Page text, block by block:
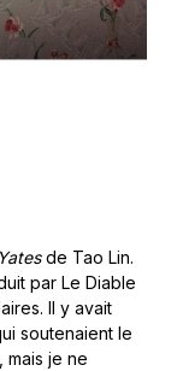
de Tao Lin.
par Le Diable
Il y avait
soutenaient le
mais je ne